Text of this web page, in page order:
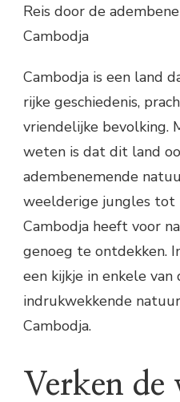
Reis door de
Cambodja
Cambodja is een land
rijke geschiedenis,
vriendelijke bevolking.
weten is dat dit land
adembenemende
weelderige jungles tot
Cambodja heeft voor
genoeg te ontdekken.
een kijkje in enkele van
indrukwekkende
Cambodja.
Verken de